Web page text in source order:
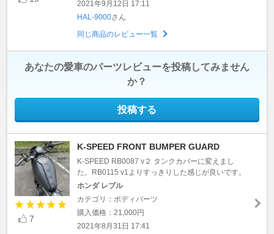
2021年9月12日 17:11
HAL-9000さん
同じ商品のレビュー一覧
あなたの愛車のパーツレビューを投稿してみません
か？
投稿する
7
K-SPEED FRONT BUMPER GUARD
K-SPEED RB0087 v２ タンクカバーに変えまし
た。RB0115 v1よりすっきりした感じが良いです。
ホンダ レブル
カテゴリ：ボディパーツ
購入価格：21,000円
2021年8月31日 17:41